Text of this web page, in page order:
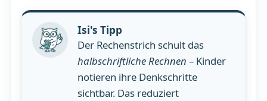
Isi's Tipp
Der Rechenstrich schult das
halbschriftliche Rechnen – Kinder
notieren ihre Denkschritte
sichtbar. Das reduziert